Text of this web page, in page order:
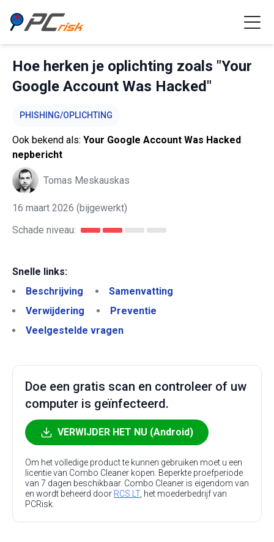
Hoe herken je oplichting zoals "Your
Google Account Was Hacked"
PHISHING/OPLICHTING
Ook bekend als: Your Google Account Was Hacked
nepbericht
Tomas Meskauskas
16 maart 2026 (bijgewerkt)
Schade niveau:
Snelle links:
Beschrijving
Samenvatting
Verwijdering
Preventie
Veelgestelde vragen
Doe een gratis scan en controleer of uw
computer is geïnfecteerd.
VERWIJDER HET NU (Android)
Om het volledige product te kunnen gebruiken moet u een
licentie van Combo Cleaner kopen. Beperkte proefperiode
van 7 dagen beschikbaar. Combo Cleaner is eigendom van
en wordt beheerd door RCS LT, het moederbedrijf van
PCRisk.